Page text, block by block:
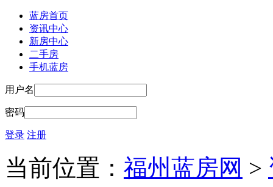
蓝房首页
资讯中心
新房中心
二手房
手机蓝房
用户名
密码
登录 注册
当前位置： 福州蓝房网 >